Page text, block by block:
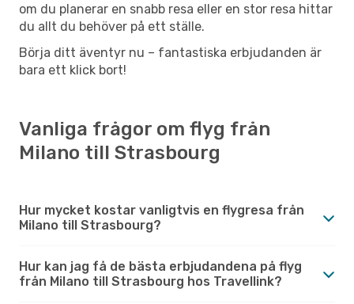
om du planerar en snabb resa eller en stor resa hittar
du allt du behöver på ett ställe.
Börja ditt äventyr nu – fantastiska erbjudanden är
bara ett klick bort!
Vanliga frågor om flyg från
Milano till Strasbourg
Hur mycket kostar vanligtvis en flygresa från
Milano till Strasbourg?
Hur kan jag få de bästa erbjudandena på flyg
från Milano till Strasbourg hos Travellink?